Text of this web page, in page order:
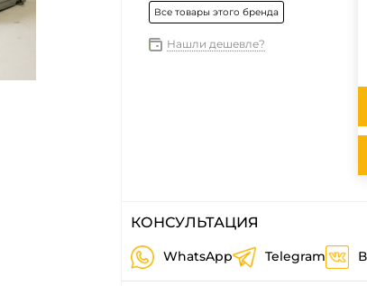
Все товары этого бренда
Нашли дешевле?
КОНСУЛЬТАЦИЯ
WhatsApp Telegram